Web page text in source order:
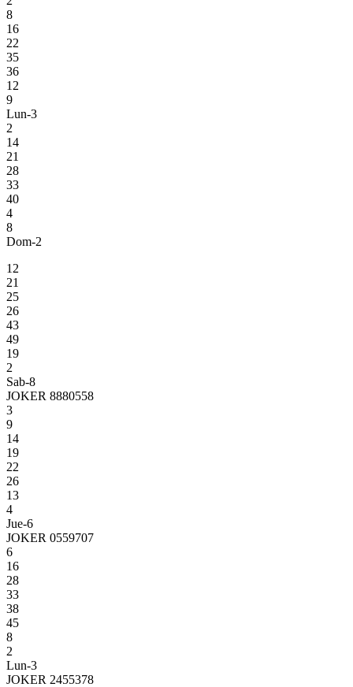
8
16
22
35
36
12
9
Lun-3
2
14
21
28
33
40
4
8
Dom-2
12
21
25
26
43
49
19
2
Sab-8
JOKER 8880558
3
9
14
19
22
26
13
4
Jue-6
JOKER 0559707
6
16
28
33
38
45
8
2
Lun-3
JOKER 2455378